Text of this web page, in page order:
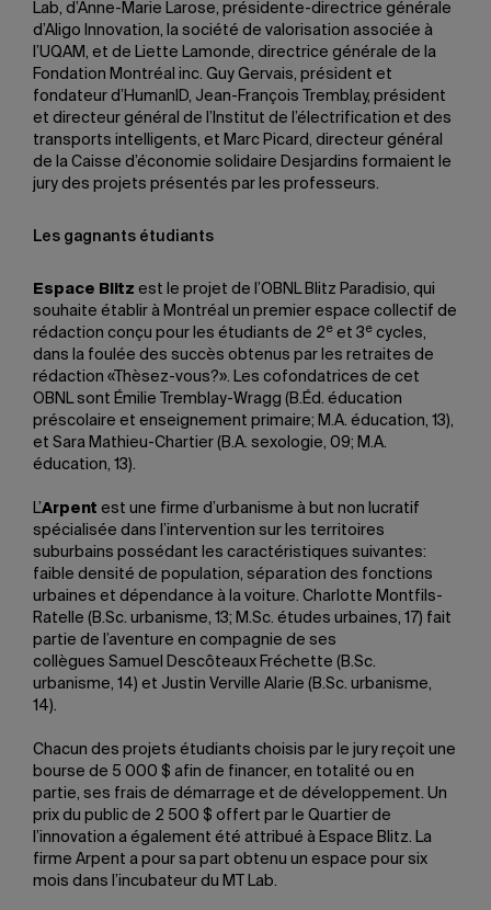
Lab, d’Anne-Marie Larose, présidente-directrice générale
d’Aligo Innovation, la société de valorisation associée à
l’UQAM, et de Liette Lamonde, directrice générale de la
Fondation Montréal inc. Guy Gervais, président et
fondateur d’HumanID, Jean-François Tremblay, président
et directeur général de l’Institut de l’électrification et des
transports intelligents, et Marc Picard, directeur général
de la Caisse d’économie solidaire Desjardins formaient le
jury des projets présentés par les professeurs.
Les gagnants étudiants
Espace Blitz est le projet de l’OBNL Blitz Paradisio, qui
souhaite établir à Montréal un premier espace collectif de
rédaction conçu pour les étudiants de 2 e et 3 e cycles,
dans la foulée des succès obtenus par les retraites de
rédaction «Thèsez-vous?». Les cofondatrices de cet
OBNL sont Émilie Tremblay-Wragg (B.Éd. éducation
préscolaire et enseignement primaire; M.A. éducation, 13),
et Sara Mathieu-Chartier (B.A. sexologie, 09; M.A.
éducation, 13).
L’Arpent est une firme d’urbanisme à but non lucratif
spécialisée dans l’intervention sur les territoires
suburbains possédant les caractéristiques suivantes:
faible densité de population, séparation des fonctions
urbaines et dépendance à la voiture. Charlotte Montfils-
Ratelle (B.Sc. urbanisme, 13; M.Sc. études urbaines, 17) fait
partie de l’aventure en compagnie de ses
collègues Samuel Descôteaux Fréchette (B.Sc.
urbanisme, 14) et Justin Verville Alarie (B.Sc. urbanisme,
14).
Chacun des projets étudiants choisis par le jury reçoit une
bourse de 5 000 $ afin de financer, en totalité ou en
partie, ses frais de démarrage et de développement. Un
prix du public de 2 500 $ offert par le Quartier de
l’innovation a également été attribué à Espace Blitz. La
firme Arpent a pour sa part obtenu un espace pour six
mois dans l’incubateur du MT Lab.